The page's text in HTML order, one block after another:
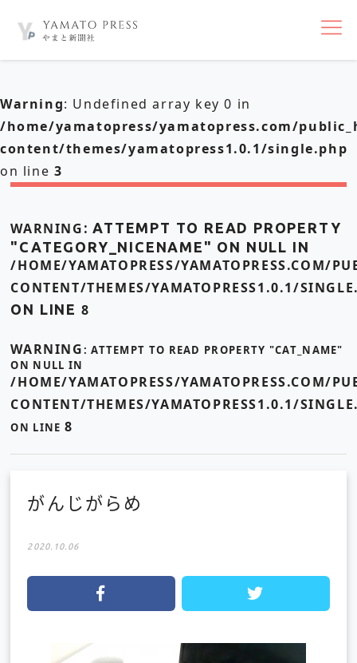
nav
Warning: Undefined array key 0 in
/home/yamatopress/yamatopress.com/
content/themes/yamatopress1.0.1/single.php
on line 3
WARNING : ATTEMPT TO READ PROPERTY
"CATEGORY_NICENAME" ON NULL IN
/HOME/YAMATOPRESS/YAMATOPRESS.COM/
CONTENT/THEMES/YAMATOPRESS1.0.1/
ON LINE 8
WARNING: ATTEMPT TO READ PROPERTY "CAT_NAME"
ON NULL IN
/HOME/YAMATOPRESS/YAMATOPRESS.COM/
CONTENT/THEMES/YAMATOPRESS1.0.1/
ON LINE 8
がんじがらめ
2020.10.06